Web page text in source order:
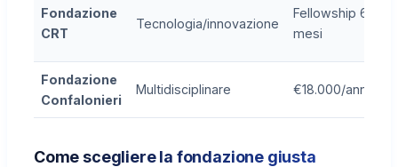
Fondazione
CRT
Tecnologia/innovazione
Fellowship 6-12
mesi
Fondazione
Confalonieri
Multidisciplinare €18.000/anno
Come scegliere la fondazione giusta